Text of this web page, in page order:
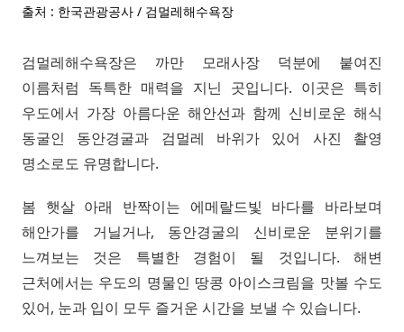
출처 : 한국관광공사 / 검멀레해수욕장
검멀레해수욕장은 까만 모래사장 덕분에 붙여진
이름처럼 독특한 매력을 지닌 곳입니다. 이곳은 특히
우도에서 가장 아름다운 해안선과 함께 신비로운 해식
동굴인 동안경굴과 검멀레 바위가 있어 사진 촬영
명소로도 유명합니다.
봄 햇살 아래 반짝이는 에메랄드빛 바다를 바라보며
해안가를 거닐거나, 동안경굴의 신비로운 분위기를
느껴보는 것은 특별한 경험이 될 것입니다. 해변
근처에서는 우도의 명물인 땅콩 아이스크림을 맛볼 수도
있어, 눈과 입이 모두 즐거운 시간을 보낼 수 있습니다.